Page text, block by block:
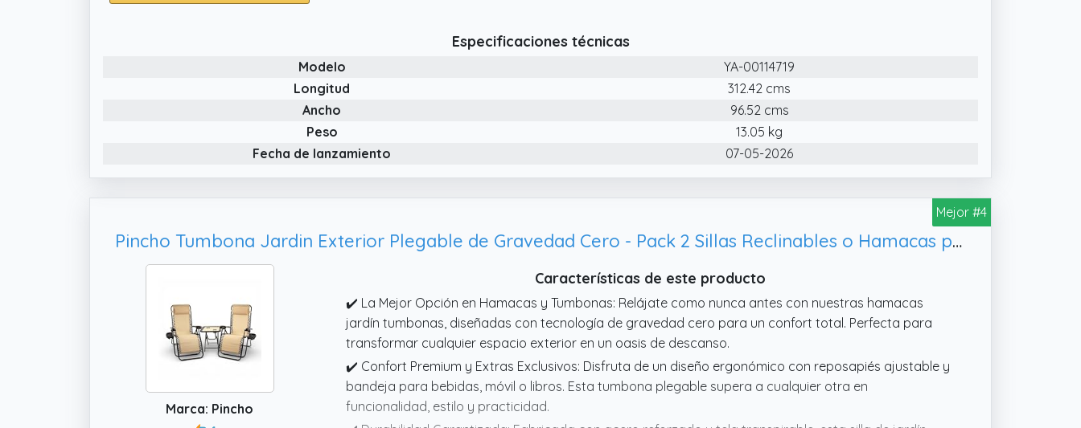
Especificaciones técnicas
Modelo
YA-00114719
Longitud
312.42 cms
Ancho
96.52 cms
Peso
13.05 kg
Fecha de lanzamiento
07-05-2026
Mejor #4
Pincho Tumbona Jardin Exterior Plegable de Gravedad Cero - Pack 2 Sillas Reclinables o Hamacas para Playa, Ligeras y Cómodas (Beige con Mesa Plegable)
Marca: Pincho
Características de este producto
✔️ La Mejor Opción en Hamacas y Tumbonas: Relájate como nunca antes con nuestras hamacas
jardín tumbonas, diseñadas con tecnología de gravedad cero para un confort total. Perfecta para
transformar cualquier espacio exterior en un oasis de descanso.
✔️ Confort Premium y Extras Exclusivos: Disfruta de un diseño ergonómico con reposapiés ajustable y
bandeja para bebidas, móvil o libros. Esta tumbona plegable supera a cualquier otra en
funcionalidad, estilo y practicidad.